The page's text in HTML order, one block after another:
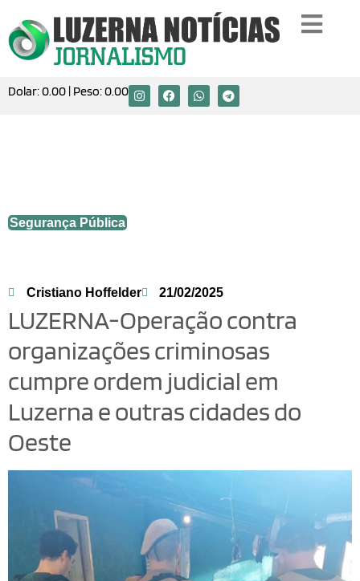
Dolar:0.00 | Peso:0.00
Segurança Pública
Cristiano Hoffelder 21/02/2025
LUZERNA-Operação contra
organizações criminosas
cumpre ordem judicial em
Luzerna e outras cidades do
Oeste